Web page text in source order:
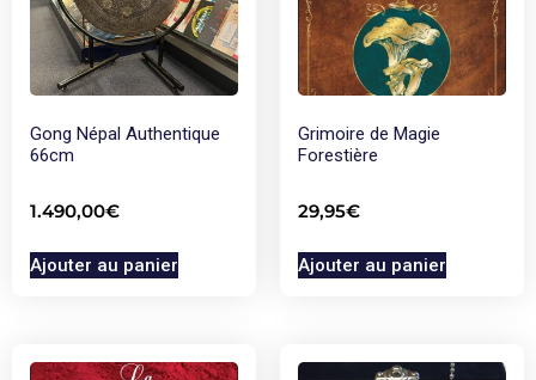
Gong Népal Authentique
66cm
1.490,00€
Ajouter au panier
Grimoire de Magie
Forestière
29,95€
Ajouter au panier